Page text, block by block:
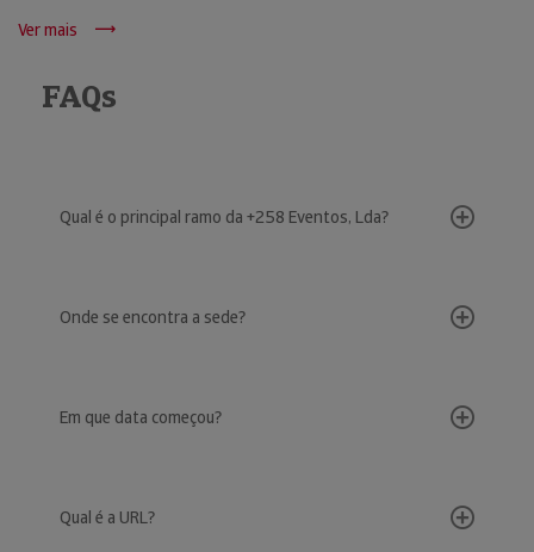
Ver mais
FAQs
Qual é o principal ramo da +258 Eventos, Lda?
Onde se encontra a sede?
Em que data começou?
Qual é a URL?